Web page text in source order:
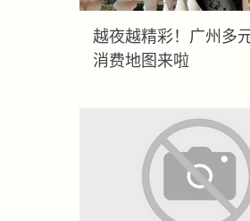
越夜越精彩！广州多
消费地图来啦